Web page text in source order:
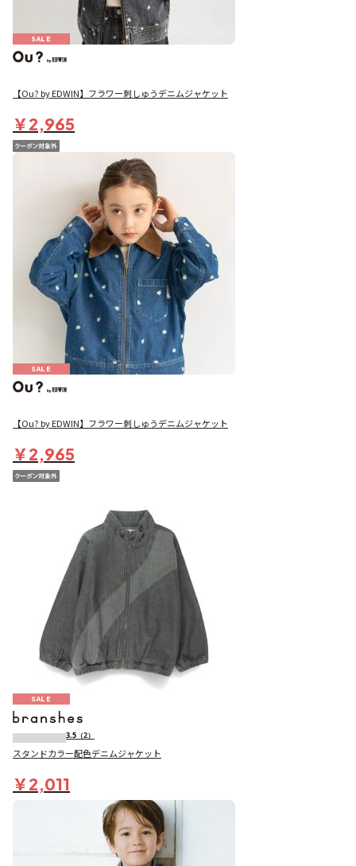
SALE
【Ou? by EDWIN】フラワー刺しゅうデニムジャケット
￥2,965
SALE
【Ou? by EDWIN】フラワー刺しゅうデニムジャケット
￥2,965
SALE
3.5 （2）
スタンドカラー配色デニムジャケット
￥2,011